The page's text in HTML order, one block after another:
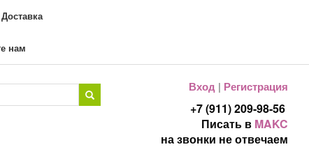
Доставка
нам
Вход | Регистрация
+7 (911) 209-98-56
Писать в MAKC
на звонки не отвечаем